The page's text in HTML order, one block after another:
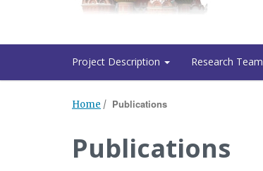
Project Description Research Team
Home / Publications
Publications